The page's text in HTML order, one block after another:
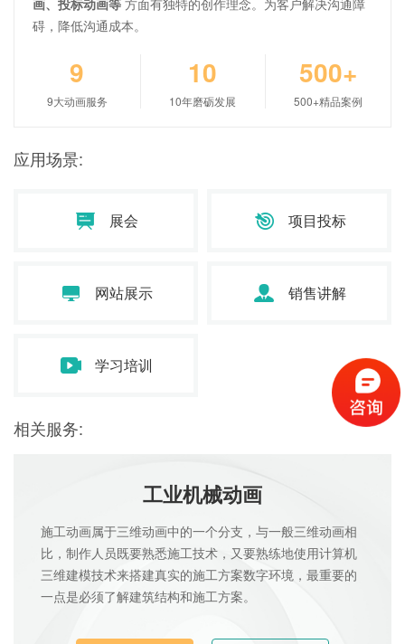
碍，降低沟通成本。
9
9大动画服务
10
10年磨砺发展
500+
500+精品案例
应用场景:
展会 项目投标
网站展示 销售讲解
学习培训
相关服务:
工业机械动画
施工动画属于三维动画中的一个分支，与一般三维动画相
比，制作人员既要熟悉施工技术，又要熟练地使用计算机
三维建模技术来搭建真实的施工方案数字环境，最重要的
一点是必须了解建筑结构和施工方案。